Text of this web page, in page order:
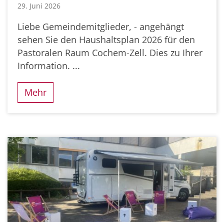
29. Juni 2026
Liebe Gemeindemitglieder, - angehängt
sehen Sie den Haushaltsplan 2026 für den
Pastoralen Raum Cochem-Zell. Dies zu Ihrer
Information. ...
Mehr